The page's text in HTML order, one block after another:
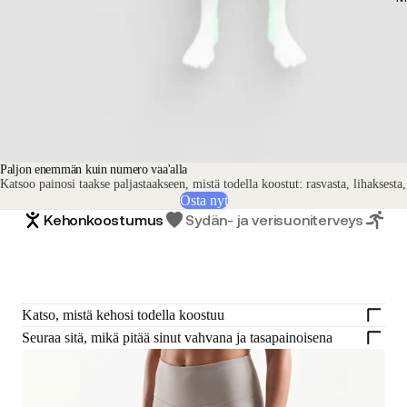
Paljon enemmän kuin numero vaa'alla
Katsoo painosi taakse paljastaakseen, mistä todella koostut: rasvasta,
Osta nyt
Kehonkoostumus Sydän- ja verisuoniterveys
Katso, mistä kehosi todella koostuu
Seuraa sitä, mikä pitää sinut vahvana ja tasapainoisena